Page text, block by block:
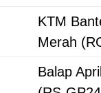
KTM
Merah
Balap